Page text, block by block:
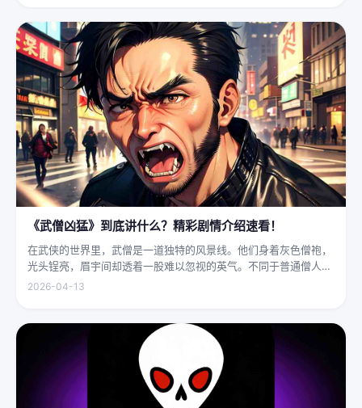
《武僧凶猛》到底讲什么？精彩剧情介绍速看！
在武侠的世界里，武僧是一道独特的风景线。他们身着灰色僧袍，
光头锃亮，眉宇间却透着一股难以忽视的英气。不同于普通僧人的
慈眉善目，武僧的眼神中常常闪烁着锐利的光，仿佛能洞穿一切虚
2026-04-13